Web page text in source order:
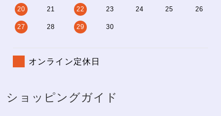
20 21 22 23 24 25 26
27 28 29 30
オンライン定休日
ショッピングガイド